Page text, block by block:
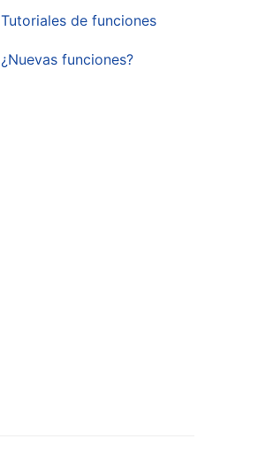
Tutoriales de funciones
¿Nuevas funciones?